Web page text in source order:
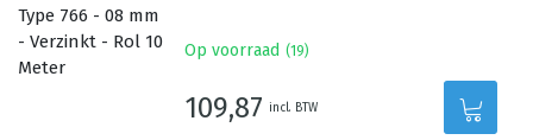
Op voorraad (19)
109,87 incl. BTW